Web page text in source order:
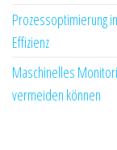
Prozessoptimierung
Effizienz
Maschinelles
vermeiden können